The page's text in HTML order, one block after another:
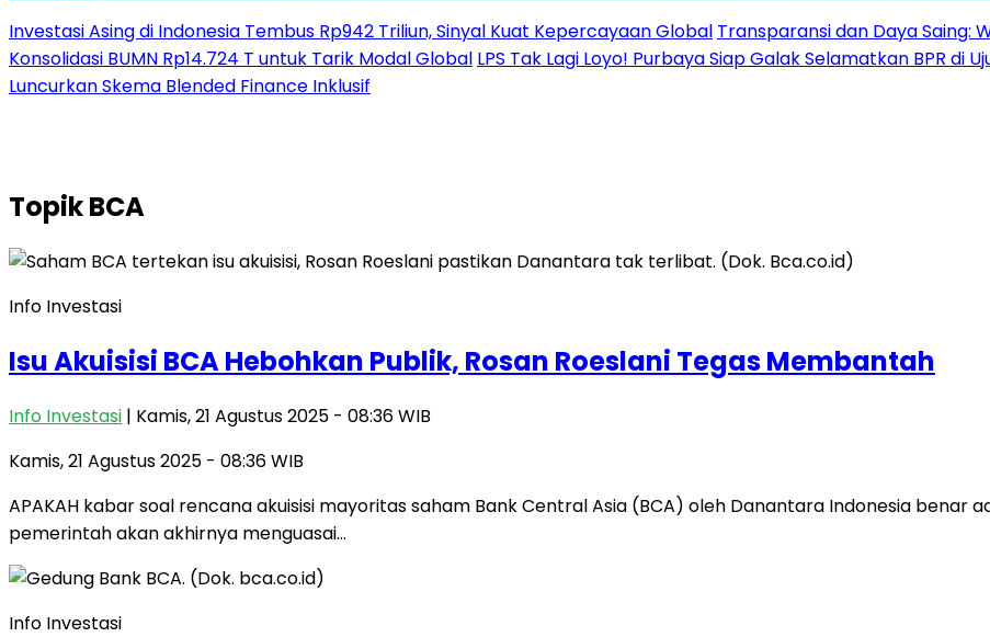
Investasi Asing di Indonesia Tembus Rp942 Triliun, Sinyal Kuat Kepercayaan Global Transparansi dan Daya Saing:
Konsolidasi BUMN Rp14.724 T untuk Tarik Modal Global LPS Tak Lagi Loyo! Purbaya Siap Galak Selamatkan BPR di
Luncurkan Skema Blended Finance Inklusif
TopikBCA
Info Investasi
Isu Akuisisi BCA Hebohkan Publik, Rosan Roeslani Tegas Membantah
Info Investasi | Kamis, 21 Agustus 2025 - 08:36 WIB
Kamis, 21 Agustus 2025 - 08:36 WIB
APAKAH kabar soal rencana akuisisi mayoritas saham Bank Central Asia (BCA) oleh Danantara Indonesia
pemerintah akan akhirnya menguasai…
Info Investasi